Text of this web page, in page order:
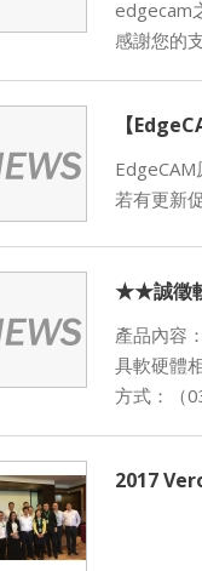
edgecam
感謝您的
【
若有更新
★★誠徵
產品內容
具軟硬體
方式：（
2017